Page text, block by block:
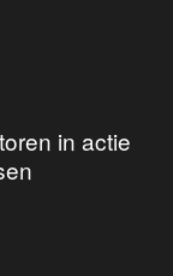
in actie